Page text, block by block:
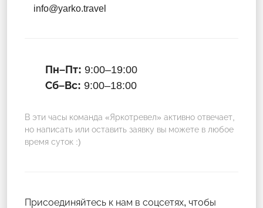
info@yarko.travel
Пн–Пт: 9:00–19:00
Сб–Вс: 9:00–18:00
В эти часы команда «Яркотревел» активно отвечает,
но написать или оставить заявку вы можете в любое
время суток :)
Присоединяйтесь к нам в соцсетях, чтобы